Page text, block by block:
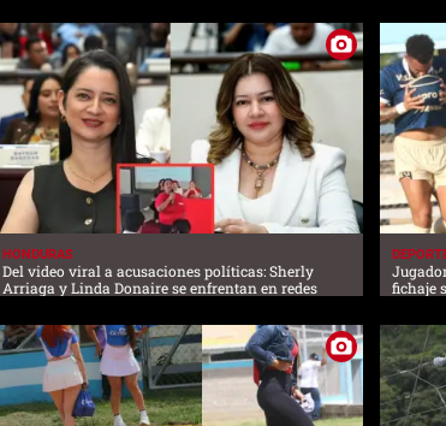
HONDURAS
Del video viral a acusaciones políticas: Sherly
Arriaga y Linda Donaire se enfrentan en redes
fichaje